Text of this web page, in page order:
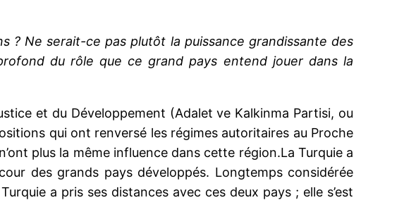
? Ne serait-ce pas plutôt la puissance grandissante des
du rôle que ce grand pays entend jouer dans la
et du Développement (Adalet ve Kalkinma Partisi, ou
qui ont renversé les régimes autoritaires au Proche
plus la même influence dans cette région.La Turquie a
des grands pays développés. Longtemps considérée
a pris ses distances avec ces deux pays ; elle s’est